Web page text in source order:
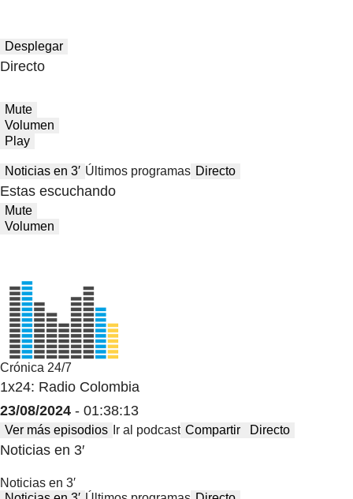
Desplegar
Directo
Mute
Volumen
Play
Noticias en 3′ Últimos programas Directo
Estas escuchando
Mute
Volumen
Crónica 24/7
1x24: Radio Colombia
23/08/2024 - 01:38:13
Ver más episodios Ir al podcast Compartir Directo
Noticias en 3′
Noticias en 3′